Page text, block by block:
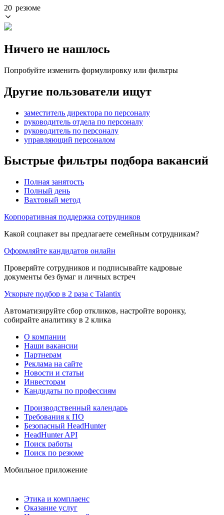
20 резюме
Ничего не нашлось
Попробуйте изменить формулировку или фильтры
Другие пользователи ищут
заместитель директора по персоналу
руководитель отдела по персоналу
руководитель по персоналу
управляющий персоналом
Быстрые фильтры подбора вакансий
Полная занятость
Полный день
Вахтовый метод
Корпоративная поддержка сотрудников
Какой соцпакет вы предлагаете семейным сотрудникам?
Оформляйте кандидатов онлайн
Проверяйте сотрудников и подписывайте кадровые
документы без бумаг и личных встреч
Ускорьте подбор в 2 раза с Talantix
Автоматизируйте сбор откликов, настройте воронку,
собирайте аналитику в 2 клика
О компании
Наши вакансии
Партнерам
Реклама на сайте
Новости и статьи
Инвесторам
Кандидаты по профессиям
Производственный календарь
Требования к ПО
Безопасный HeadHunter
HeadHunter API
Поиск работы
Поиск по резюме
Мобильное приложение
Этика и комплаенс
Оказание услуг